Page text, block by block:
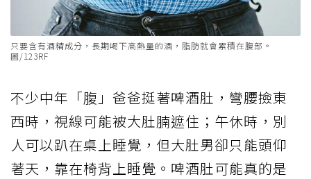
只要含有酒精成分，長期喝下高熱量的酒，脂肪就會累積在腹部。
圖/123RF
不少中年「腹」爸爸挺著啤酒肚，彎腰撿東
西時，視線可能被大肚腩遮住；午休時，別
人可以趴在桌上睡覺，但大肚男卻只能頭仰
著天，靠在椅背上睡覺。啤酒肚可能真的是